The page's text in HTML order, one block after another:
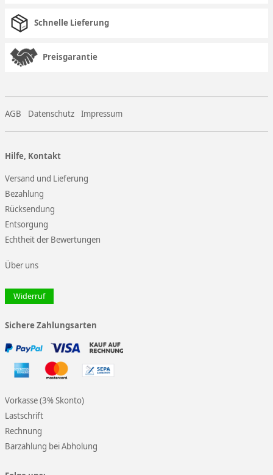
Schnelle Lieferung
Preisgarantie
AGB Datenschutz Impressum
Hilfe, Kontakt
Versand und Lieferung
Bezahlung
Rücksendung
Entsorgung
Echtheit der Bewertungen
Über uns
Widerruf
Sichere Zahlungsarten
Vorkasse (3% Skonto)
Lastschrift
Rechnung
Barzahlung bei Abholung